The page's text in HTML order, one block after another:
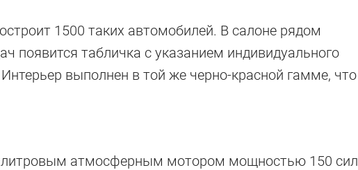
1500 таких автомобилей. В салоне рядом
появится табличка с указанием индивидуального
выполнен в той же черно-красной гамме, что
атмосферным мотором мощностью 150 сил